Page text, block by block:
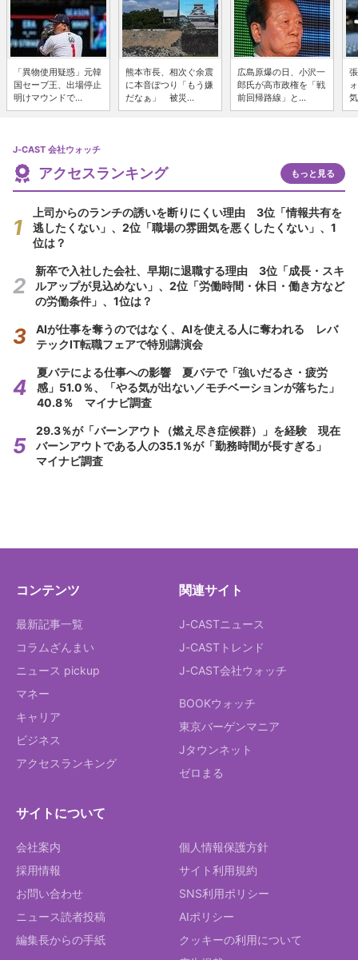
「異物使用疑惑」元韓
国セーブ王、出場停止
明けマウンドで...
熊本市長、相次ぐ余震
に本音ぽつり「もう嫌
だなぁ」 被災...
広島原爆の日、小沢一
郎氏が高市政権を「戦
前回帰路線」と...
J-CAST 会社ウォッチ
アクセスランキング もっと見る
上司からのランチの誘いを断りにくい理由 3位「情報共有を
逃したくない」、2位「職場の雰囲気を悪くしたくない」、1
位は？
新卒で入社した会社、早期に退職する理由 3位「成長・スキ
ルアップが見込めない」、2位「労働時間・休日・働き方など
の労働条件」、1位は？
AIが仕事を奪うのではなく、AIを使える人に奪われる レバ
テックIT転職フェアで特別講演会
夏バテによる仕事への影響 夏バテで「強いだるさ・疲労
感」51.0％、「やる気が出ない／モチベーションが落ちた」
40.8％ マイナビ調査
29.3％が「バーンアウト（燃え尽き症候群）」を経験 現在
バーンアウトである人の35.1％が「勤務時間が長すぎる」
マイナビ調査
コンテンツ
最新記事一覧
コラムざんまい
ニュース pickup
マネー
キャリア
ビジネス
アクセスランキング
関連サイト
J-CASTニュース
J-CASTトレンド
J-CAST会社ウォッチ
BOOKウォッチ
東京バーゲンマニア
Jタウンネット
ゼロまる
サイトについて
会社案内
採用情報
お問い合わせ
ニュース読者投稿
編集長からの手紙
個人情報保護方針
サイト利用規約
SNS利用ポリシー
AIポリシー
クッキーの利用について